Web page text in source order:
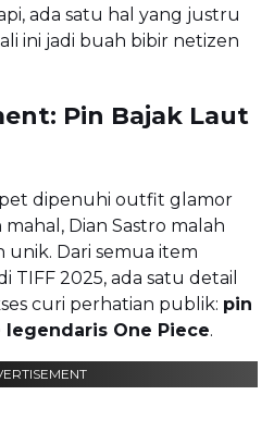
ada satu hal yang justru
ini jadi buah bibir netizen
Pin Bajak Laut
dipenuhi outfit glamor
Dian Sastro malah
unik. Dari semua item
TIFF 2025, ada satu detail
curi perhatian publik: pin
One Piece.